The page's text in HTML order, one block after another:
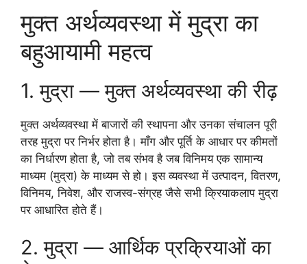
मुक्त अर्थव्यवस्था में मुद्रा का
बहुआयामी महत्व
1. मुद्रा — मुक्त अर्थव्यवस्था की रीढ़
मुक्त अर्थव्यवस्था में बाजारों की स्थापना और उनका संचालन पूरी
तरह मुद्रा पर निर्भर होता है। माँग और पूर्ति के आधार पर कीमतों
का निर्धारण होता है, जो तब संभव है जब विनिमय एक सामान्य
माध्यम (मुद्रा) के माध्यम से हो। इस व्यवस्था में उत्पादन, वितरण,
विनिमय, निवेश, और राजस्व-संग्रह जैसे सभी क्रियाकलाप मुद्रा
पर आधारित होते हैं।
2. मुद्रा — आर्थिक प्रक्रियाओं का